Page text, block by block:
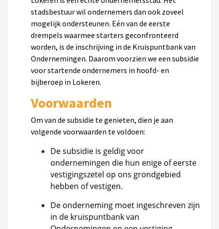
stadsbestuur wil ondernemers dan ook zoveel
mogelijk ondersteunen. Eén van de eerste
drempels waarmee starters geconfronteerd
worden, is de inschrijving in de Kruispuntbank van
Ondernemingen. Daarom voorzien we een subsidie
voor startende ondernemers in hoofd- en
bijberoep in Lokeren.
Voorwaarden
Om van de subsidie te genieten, dien je aan
volgende voorwaarden te voldoen:
De subsidie is geldig voor
ondernemingen die hun enige of eerste
vestigingszetel op ons grondgebied
hebben of vestigen.
De onderneming moet ingeschreven zijn
in de kruispuntbank van